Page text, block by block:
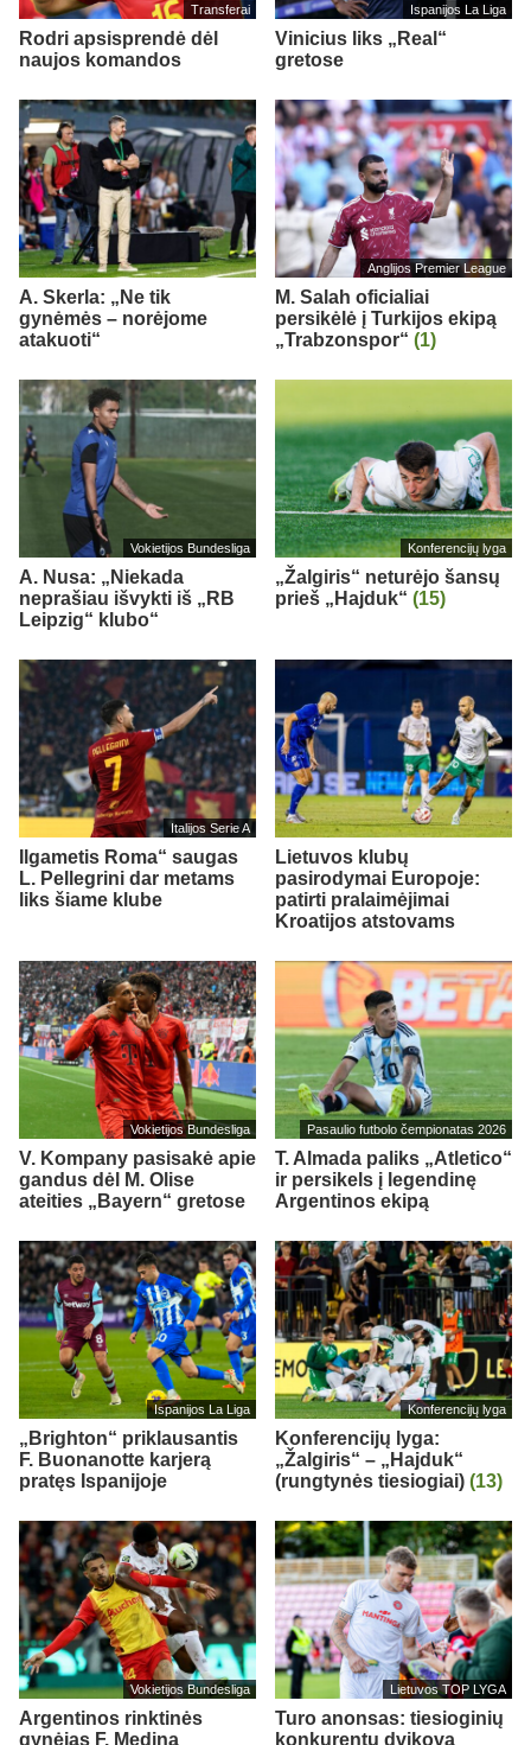
Transferai
Rodri apsisprendė dėl
naujos komandos
Ispanijos La Liga
Vinicius liks „Real“
gretose
A. Skerla: „Ne tik
gynėmės – norėjome
atakuoti“
Anglijos Premier League
M. Salah oficialiai
persikėlė į Turkijos ekipą
„Trabzonspor“ (1)
Vokietijos Bundesliga
A. Nusa: „Niekada
neprašiau išvykti iš „RB
Leipzig“ klubo“
Konferencijų lyga
„Žalgiris“ neturėjo šansų
prieš „Hajduk“ (15)
Italijos Serie A
Ilgametis Roma“ saugas
L. Pellegrini dar metams
liks šiame klube
Lietuvos klubų
pasirodymai Europoje:
patirti pralaimėjimai
Kroatijos atstovams
Vokietijos Bundesliga
V. Kompany pasisakė apie
gandus dėl M. Olise
ateities „Bayern“ gretose
Pasaulio futbolo čempionatas 2026
T. Almada paliks „Atletico“
ir persikels į legendinę
Argentinos ekipą
Ispanijos La Liga
„Brighton“ priklausantis
F. Buonanotte karjerą
pratęs Ispanijoje
Konferencijų lyga
Konferencijų lyga:
„Žalgiris“ – „Hajduk“
(rungtynės tiesiogiai) (13)
Vokietijos Bundesliga
Argentinos rinktinės
gynėjas F. Medina
Lietuvos TOP LYGA
Turo anonsas: tiesioginių
konkurentų dvikova